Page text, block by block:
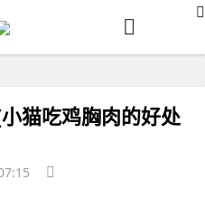
猫吃鸡胸肉的好处